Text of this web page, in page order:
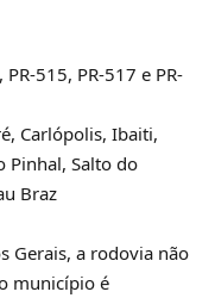
515, PR-517 e PR-
Carlópolis, Ibaiti,
Pinhal, Salto do
Braz
Gerais, a rodovia não
município é